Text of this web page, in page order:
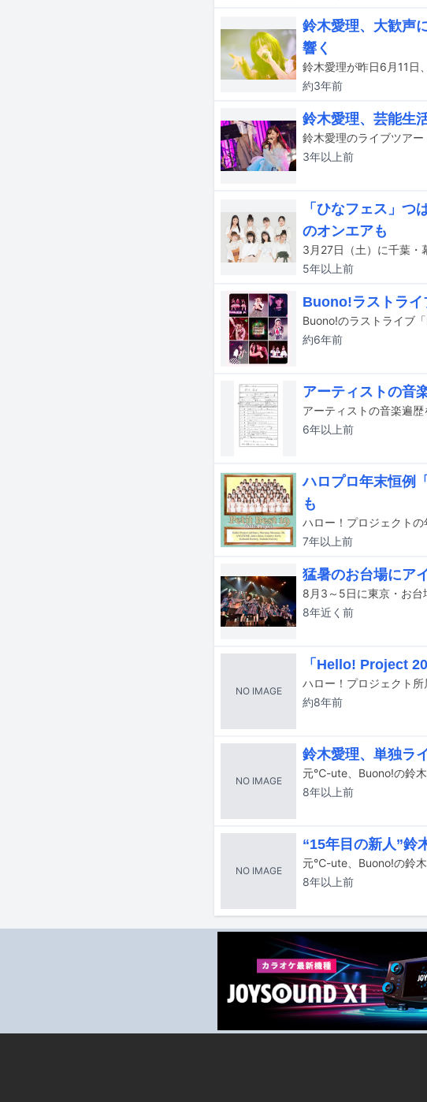
鈴木愛理、大歓声
響く
約3年前
鈴木愛理、芸能生
3年以上前
「ひなフェス」
のオンエアも
5年以上前
Buono!ラストライ
約6年前
アーティストの音
6年以上前
ハロプロ年末恒例
も
7年以上前
猛暑のお台場にア
8年近く 前
NO IMAGE
「Hello! Project
約8年前
NO IMAGE
鈴木愛理、単独ラ
8年以上前
NO IMAGE
“15年目の新人”鈴
8年以上前